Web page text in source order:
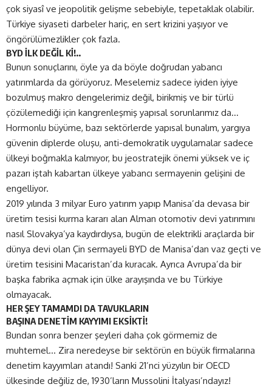
çok siyasî ve jeopolitik gelişme sebebiyle, tepetaklak olabilir.
Türkiye siyaseti darbeler hariç, en sert krizini yaşıyor ve
öngörülümezlikler çok fazla.
BYD İLK DEĞİL Kİ!..
Bunun sonuçlarını, öyle ya da böyle doğrudan yabancı
yatırımlarda da görüyoruz. Meselemiz sadece iyiden iyiye
bozulmuş makro dengelerimiz değil, birikmiş ve bir türlü
çözülemediği için kangrenleşmiş yapısal sorunlarımız da…
Hormonlu büyüme, bazı sektörlerde yapısal bunalım, yargıya
güvenin diplerde oluşu, anti-demokratik uygulamalar sadece
ülkeyi boğmakla kalmıyor, bu jeostratejik önemi yüksek ve iç
pazarı iştah kabartan ülkeye yabancı sermayenin gelişini de
engelliyor.
2019 yılında 3 milyar Euro yatırım yapıp Manisa’da devasa bir
üretim tesisi kurma kararı alan Alman otomotiv devi yatırımını
nasıl Slovakya’ya kaydırdıysa, bugün de elektrikli araçlarda bir
dünya devi olan Çin sermayeli BYD de Manisa’dan vaz geçti ve
üretim tesisini Macaristan’da kuracak. Ayrıca Avrupa’da bir
başka fabrika açmak için ülke arayışında ve bu Türkiye
olmayacak.
HER ŞEY TAMAMDI DA TAVUKLARIN
BAŞINA DENETİM KAYYIMI EKSİKTİ!
Bundan sonra benzer şeyleri daha çok görmemiz de
muhtemel… Zira neredeyse bir sektörün en büyük firmalarına
denetim kayyımları atandı! Sanki 21’nci yüzyılın bir OECD
ülkesinde değiliz de, 1930’ların Mussolini İtalyası’ndayız!